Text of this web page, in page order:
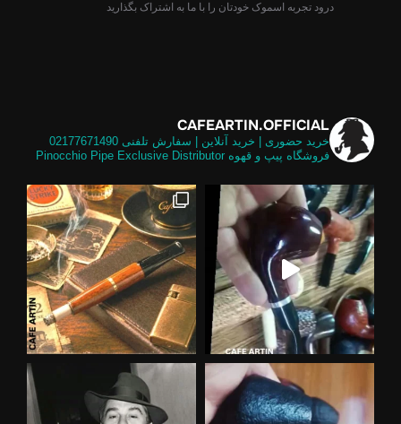
درود تجربه اسموک خودتان را با ما به اشتراک بگذارید
CAFEARTIN.OFFICIAL
خرید حضوری | خرید آنلاین | سفارش تلفنی
فروشگاه پیپ و قهوه
برابر گلد امکان استفاده از فیل
کسب و کار نشین یه دوستی می‌گفت هم